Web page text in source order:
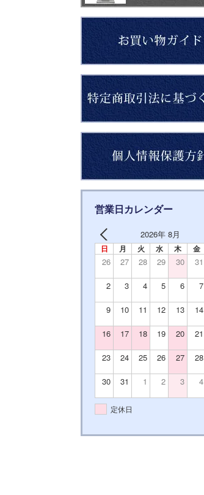
営業日カレンダー
2026年 8月
日 月 火 水 木 金
26 27 28 29 30 31
2 3 4 5 6 7
9 10 11 12 13 14
16 17 18 19 20 21
23 24 25 26 27 28
30 31 1 2 3 4
定休日